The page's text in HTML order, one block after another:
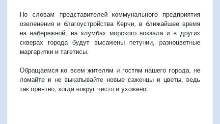
По словам представителей коммунального предприятия
озеленения и благоустройства Керчи, в ближайшее время
на набережной, на клумбах морского вокзала и в других
скверах города будут высажены петунии, разноцветные
маргаритки и тагетисы.
Обращаемся ко всем жителям и гостям нашего города, не
ломайте и не выкапывайте новые саженцы и цветы, ведь
так приятно, когда вокруг чисто и ухожено.